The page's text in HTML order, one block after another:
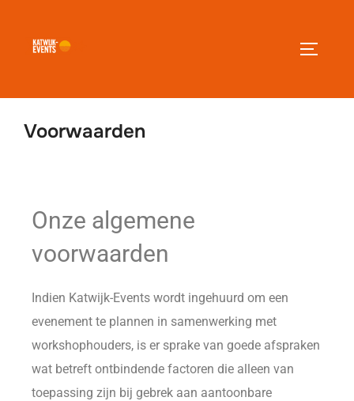
Voorwaarden
Onze algemene
voorwaarden
Indien Katwijk-Events wordt ingehuurd om een
evenement te plannen in samenwerking met
workshophouders, is er sprake van goede afspraken
wat betreft ontbindende factoren die alleen van
toepassing zijn bij gebrek aan aantoonbare